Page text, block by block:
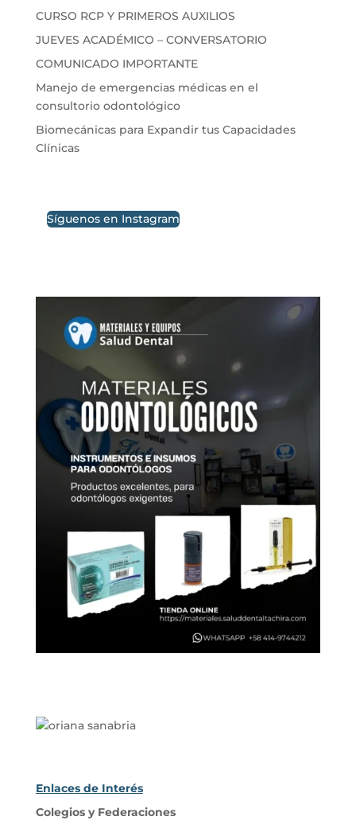
CURSO RCP Y PRIMEROS AUXILIOS
JUEVES ACADÉMICO – CONVERSATORIO
COMUNICADO IMPORTANTE
Manejo de emergencias médicas en el
consultorio odontológico
Biomecánicas para Expandir tus Capacidades
Clínicas
Síguenos en Instagram
Enlaces de Interés
Colegios y Federaciones